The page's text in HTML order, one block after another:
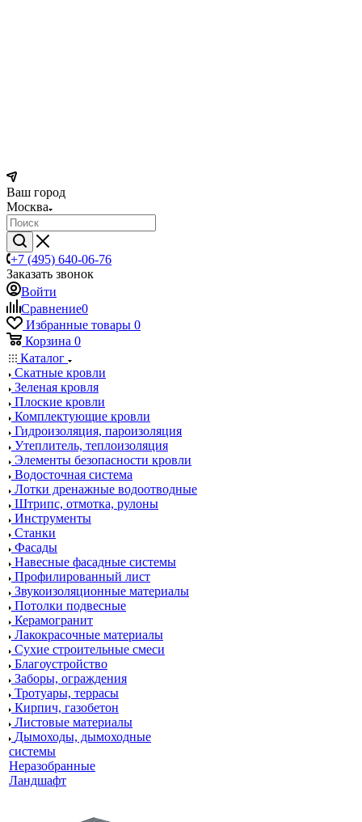
Ваш город
Москва
+7 (495) 640-06-76
Заказать звонок
Войти
Сравнение0
Избранные товары 0
Корзина 0
Каталог
Скатные кровли
Зеленая кровля
Плоские кровли
Комплектующие кровли
Гидроизоляция, пароизоляция
Утеплитель, теплоизоляция
Элементы безопасности кровли
Водосточная система
Лотки дренажные водоотводные
Штрипс, отмотка, рулоны
Инструменты
Станки
Фасады
Навесные фасадные системы
Профилированный лист
Звукоизоляционные материалы
Потолки подвесные
Керамогранит
Лакокрасочные материалы
Сухие строительные смеси
Благоустройство
Заборы, ограждения
Тротуары, террасы
Кирпич, газобетон
Листовые материалы
Дымоходы, дымоходные
системы
Неразобранные
Ландшафт